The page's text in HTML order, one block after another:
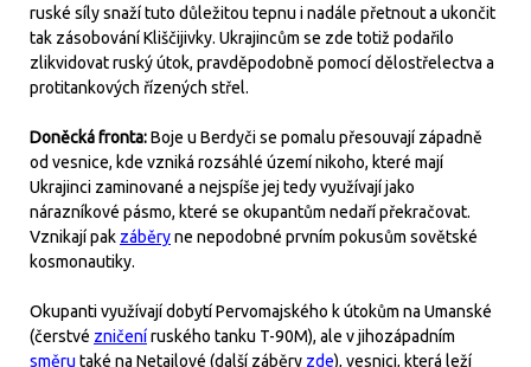
ruské síly snaží tuto důležitou tepnu i nadále přetnout a ukončit
tak zásobování Kliščijivky. Ukrajincům se zde totiž podařilo
zlikvidovat ruský útok, pravděpodobně pomocí dělostřelectva a
protitankových řízených střel.
Doněcká fronta:Boje u Berdyči se pomalu přesouvají západně
od vesnice, kde vzniká rozsáhlé území nikoho, které mají
Ukrajinci zaminované a nejspíše jej tedy využívají jako
nárazníkové pásmo, které se okupantům nedaří překračovat.
Vznikají pak záběryne nepodobné prvním pokusům sovětské
kosmonautiky.
Okupanti využívají dobytí Pervomajského k útokům na Umanské
(čerstvé zničeníruského tanku T-90M), ale v jihozápadním
směru také na Netajlové (další záběry zde), vesnici, která leží